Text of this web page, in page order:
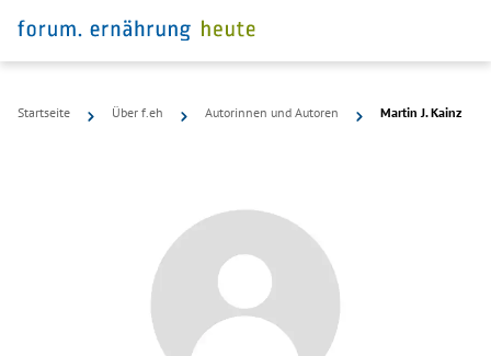
Startseite Über f.eh Autorinnen und Autoren Martin J. Kainz